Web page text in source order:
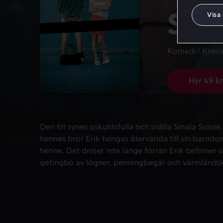
Komedi
Hyr 49 kr
Den till synes oskuldsfulla och snälla Smala
Den till synes oskuldsfulla och snälla Smala
hennes bror Erik tvingas återvända till sin
henne. Det dröjer inte länge förrän Erik befinner
getingbo av lögner, penningbegär och
Visa